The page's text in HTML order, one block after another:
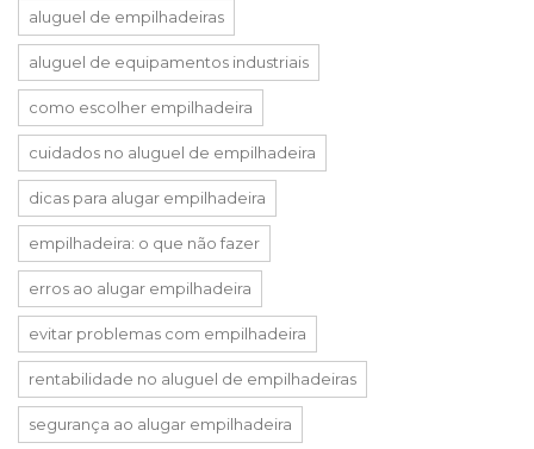
aluguel de empilhadeiras
aluguel de equipamentos industriais
como escolher empilhadeira
cuidados no aluguel de empilhadeira
dicas para alugar empilhadeira
empilhadeira: o que não fazer
erros ao alugar empilhadeira
evitar problemas com empilhadeira
rentabilidade no aluguel de empilhadeiras
segurança ao alugar empilhadeira